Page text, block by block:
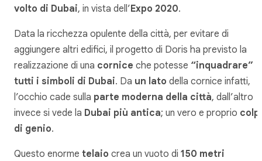
volto di Dubai, in vista dell’Expo 2020.
Data la ricchezza opulente della città, per evitare di
aggiungere altri edifici, il progetto di Doris ha previsto la
realizzazione di una cornice che potesse “inquadrare”
tutti i simboli di Dubai. Da un lato della cornice infatti,
l’occhio cade sulla parte moderna della città, dall’altro
invece si vede la Dubai più antica; un vero e proprio
di genio.
Questo enorme telaio crea un vuoto di 150 metri